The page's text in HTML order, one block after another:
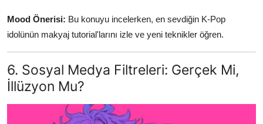
Mood Önerisi: Bu konuyu incelerken, en sevdiğin K-Pop
idolünün makyaj tutorial'larını izle ve yeni teknikler öğren.
6. Sosyal Medya Filtreleri: Gerçek Mi,
İllüzyon Mu?